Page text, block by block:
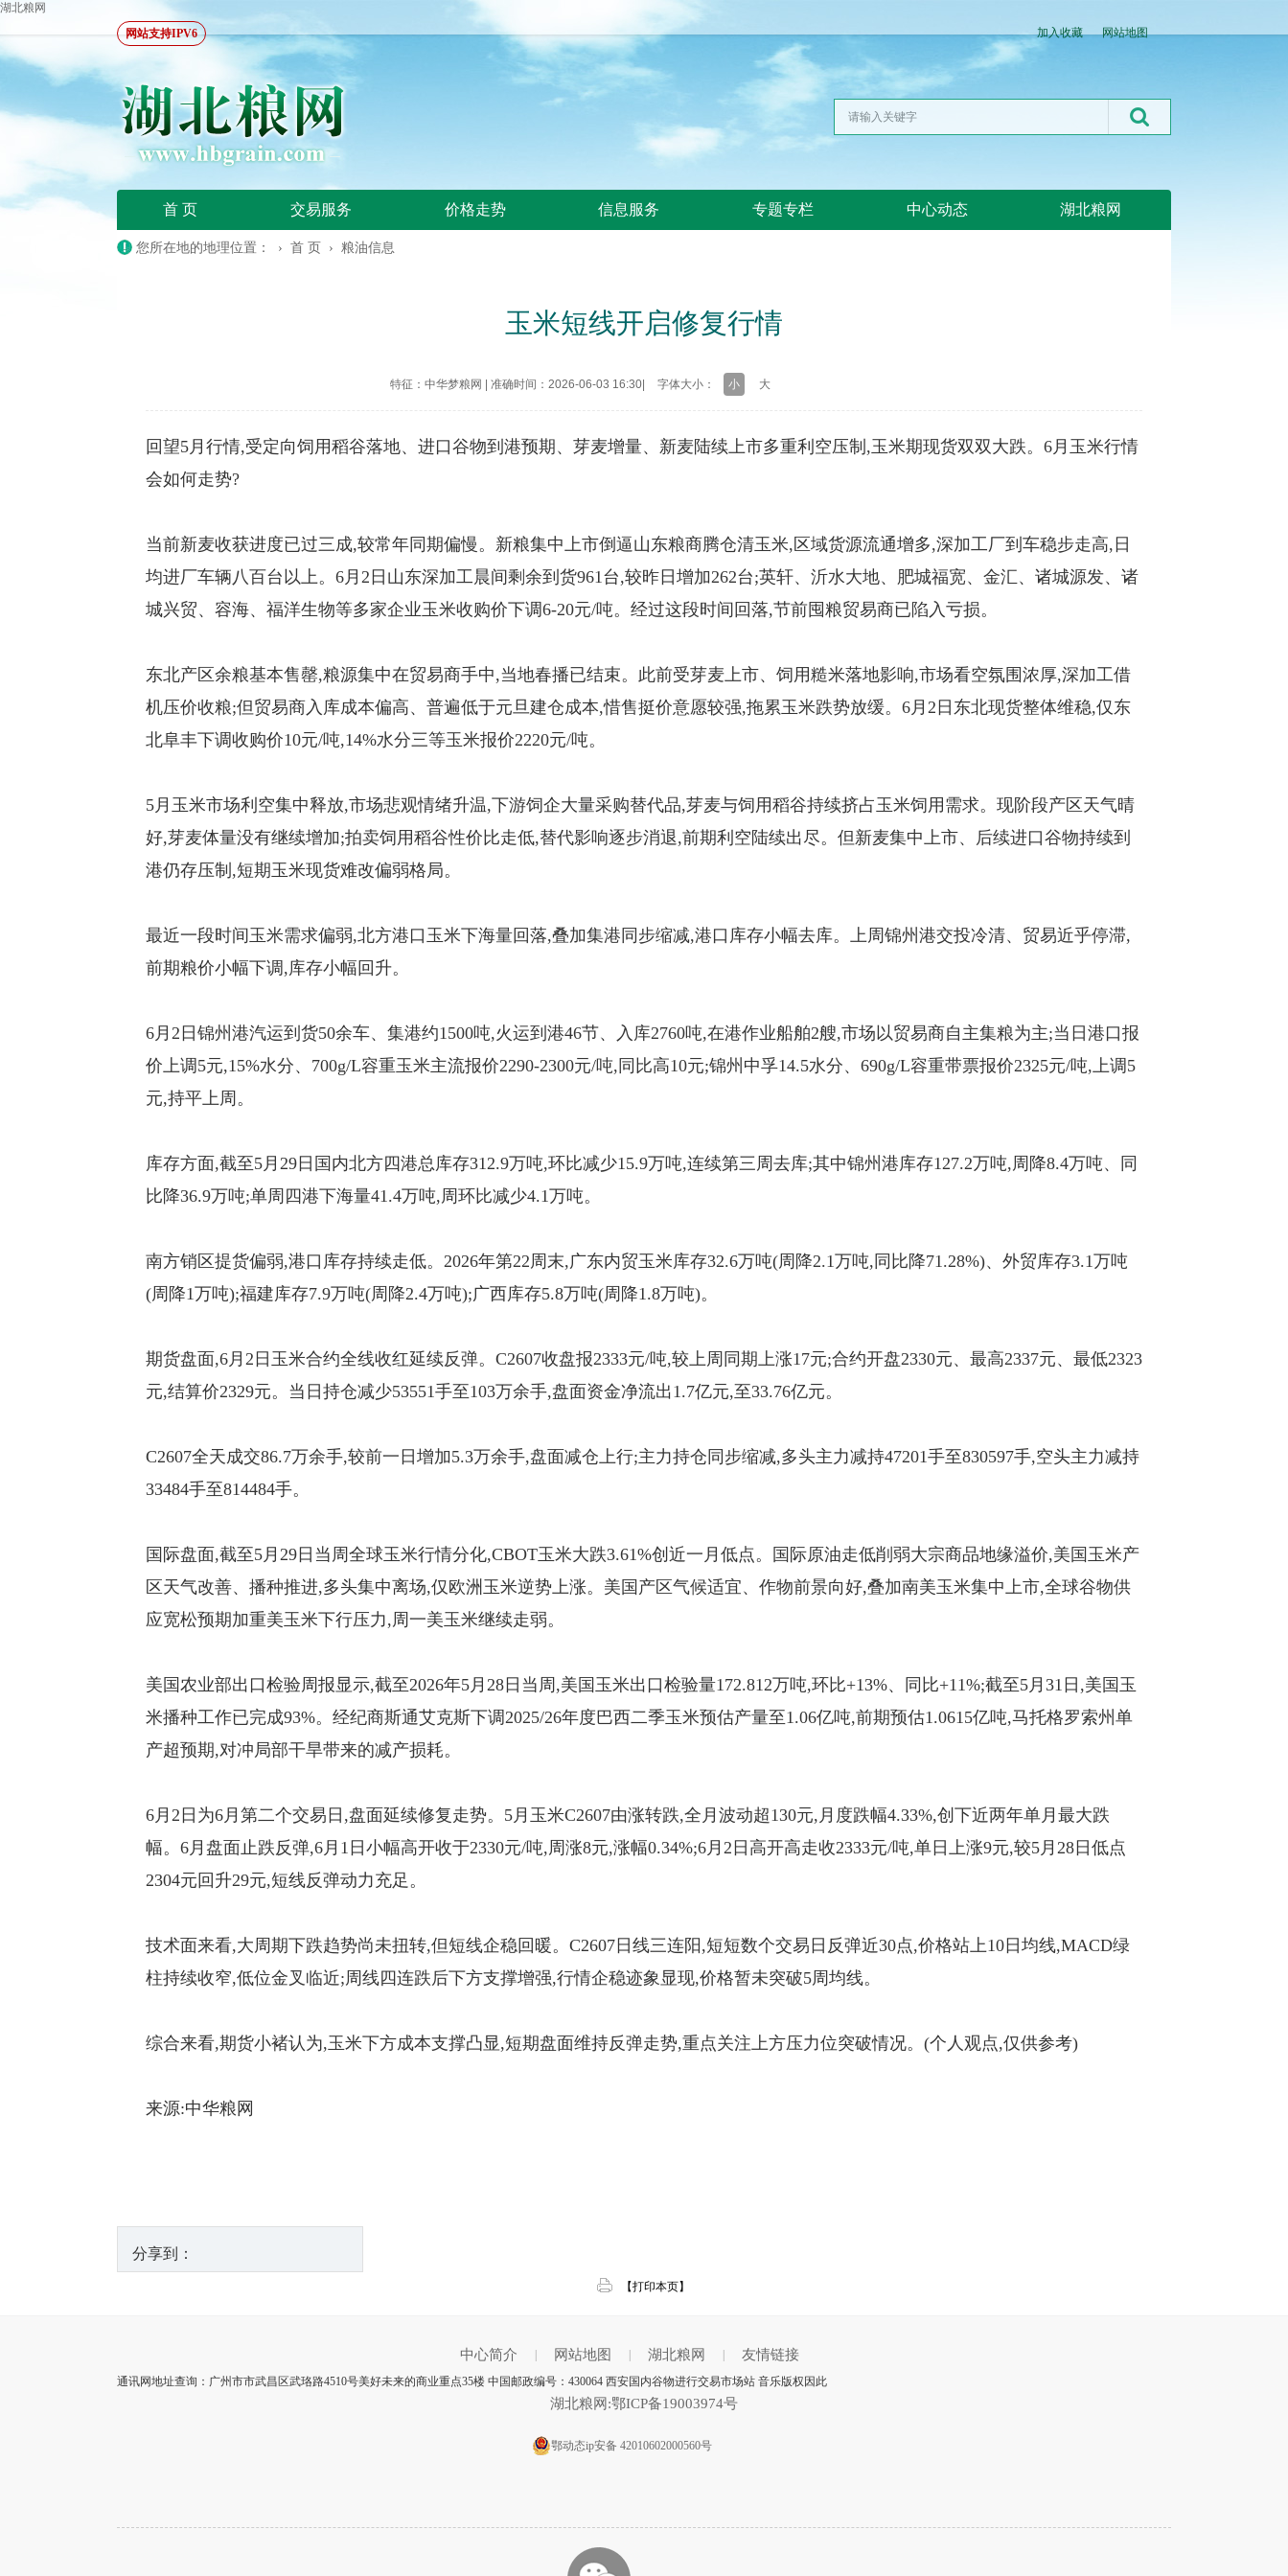
湖北粮网
网站支持IPV6
加入收藏 网站地图
首 页 交易服务 价格走势 信息服务 专题专栏 中心动态 湖北粮网
您所在地的地理位置： › 首 页 › 粮油信息
玉米短线开启修复行情
特征：中华梦粮网 准确时间：2026-06-03 16:30 字体大小： 小 大
回望5月行情,受定向饲用稻谷落地、进口谷物到港预期、芽麦增量、新麦陆续上市多重利空压制,玉米期现货双双大跌。6月玉米行情
会如何走势?
当前新麦收获进度已过三成,较常年同期偏慢。新粮集中上市倒逼山东粮商腾仓清玉米,区域货源流通增多,深加工厂到车稳步走高,日
均进厂车辆八百台以上。6月2日山东深加工晨间剩余到货961台,较昨日增加262台;英轩、沂水大地、肥城福宽、金汇、诸城源发、诸
城兴贸、容海、福洋生物等多家企业玉米收购价下调6-20元/吨。经过这段时间回落,节前囤粮贸易商已陷入亏损。
东北产区余粮基本售罄,粮源集中在贸易商手中,当地春播已结束。此前受芽麦上市、饲用糙米落地影响,市场看空氛围浓厚,深加工借
机压价收粮;但贸易商入库成本偏高、普遍低于元旦建仓成本,惜售挺价意愿较强,拖累玉米跌势放缓。6月2日东北现货整体维稳,仅东
北阜丰下调收购价10元/吨,14%水分三等玉米报价2220元/吨。
5月玉米市场利空集中释放,市场悲观情绪升温,下游饲企大量采购替代品,芽麦与饲用稻谷持续挤占玉米饲用需求。现阶段产区天气晴
好,芽麦体量没有继续增加;拍卖饲用稻谷性价比走低,替代影响逐步消退,前期利空陆续出尽。但新麦集中上市、后续进口谷物持续到
港仍存压制,短期玉米现货难改偏弱格局。
最近一段时间玉米需求偏弱,北方港口玉米下海量回落,叠加集港同步缩减,港口库存小幅去库。上周锦州港交投冷清、贸易近乎停滞,
前期粮价小幅下调,库存小幅回升。
6月2日锦州港汽运到货50余车、集港约1500吨,火运到港46节、入库2760吨,在港作业船舶2艘,市场以贸易商自主集粮为主;当日港口报
价上调5元,15%水分、700g/L容重玉米主流报价2290-2300元/吨,同比高10元;锦州中孚14.5水分、690g/L容重带票报价2325元/吨,上调5
元,持平上周。
库存方面,截至5月29日国内北方四港总库存312.9万吨,环比减少15.9万吨,连续第三周去库;其中锦州港库存127.2万吨,周降8.4万吨、同
比降36.9万吨;单周四港下海量41.4万吨,周环比减少4.1万吨。
南方销区提货偏弱,港口库存持续走低。2026年第22周末,广东内贸玉米库存32.6万吨(周降2.1万吨,同比降71.28%)、外贸库存3.1万吨
(周降1万吨);福建库存7.9万吨(周降2.4万吨);广西库存5.8万吨(周降1.8万吨)。
期货盘面,6月2日玉米合约全线收红延续反弹。C2607收盘报2333元/吨,较上周同期上涨17元;合约开盘2330元、最高2337元、最低2323
元,结算价2329元。当日持仓减少53551手至103万余手,盘面资金净流出1.7亿元,至33.76亿元。
C2607全天成交86.7万余手,较前一日增加5.3万余手,盘面减仓上行;主力持仓同步缩减,多头主力减持47201手至830597手,空头主力减持
33484手至814484手。
国际盘面,截至5月29日当周全球玉米行情分化,CBOT玉米大跌3.61%创近一月低点。国际原油走低削弱大宗商品地缘溢价,美国玉米产
区天气改善、播种推进,多头集中离场,仅欧洲玉米逆势上涨。美国产区气候适宜、作物前景向好,叠加南美玉米集中上市,全球谷物供
应宽松预期加重美玉米下行压力,周一美玉米继续走弱。
美国农业部出口检验周报显示,截至2026年5月28日当周,美国玉米出口检验量172.812万吨,环比+13%、同比+11%;截至5月31日,美国玉
米播种工作已完成93%。经纪商斯通艾克斯下调2025/26年度巴西二季玉米预估产量至1.06亿吨,前期预估1.0615亿吨,马托格罗索州单
产超预期,对冲局部干旱带来的减产损耗。
6月2日为6月第二个交易日,盘面延续修复走势。5月玉米C2607由涨转跌,全月波动超130元,月度跌幅4.33%,创下近两年单月最大跌
幅。6月盘面止跌反弹,6月1日小幅高开收于2330元/吨,周涨8元,涨幅0.34%;6月2日高开高走收2333元/吨,单日上涨9元,较5月28日低点
2304元回升29元,短线反弹动力充足。
技术面来看,大周期下跌趋势尚未扭转,但短线企稳回暖。C2607日线三连阳,短短数个交易日反弹近30点,价格站上10日均线,MACD绿
柱持续收窄,低位金叉临近;周线四连跌后下方支撑增强,行情企稳迹象显现,价格暂未突破5周均线。
综合来看,期货小褚认为,玉米下方成本支撑凸显,短期盘面维持反弹走势,重点关注上方压力位突破情况。(个人观点,仅供参考)
来源:中华粮网
分享到：
【打印本页】
中心简介 网站地图 湖北粮网 友情链接
通讯网地址查询：广州市市武昌区武珞路4510号美好未来的商业重点35楼 中国邮政编号：430064 西安国内谷物进行交易市场站 音乐版权因此
湖北粮网:鄂ICP备19003974号
鄂动态ip安备 42010602000560号